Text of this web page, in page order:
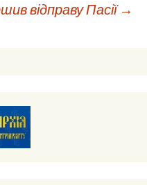
відправу Пасії→